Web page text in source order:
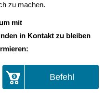
zu machen.
mit
in Kontakt zu bleiben
Befehl